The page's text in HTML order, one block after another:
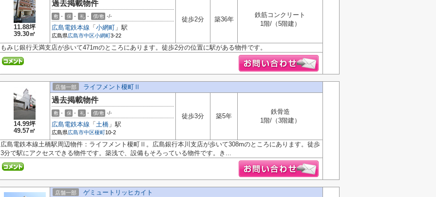
11.88坪
39.30㎡
過去掲載物件
敷 - 保 - 礼 - 償/敷 -/-
広島電鉄本線 「 小網町 」駅
広島県広島市中区小網町3-22
徒歩2分 築36年
鉄筋コンクリート
1階/（5階建）
もみじ銀行天満支店が歩いて471mのところにあります。徒歩2分の位置に駅がある物件です。
14.99坪
49.57㎡
店舗一部 ライフメント榎町Ⅱ
過去掲載物件
敷 - 保 - 礼 - 償/敷 -/-
広島電鉄本線 「 土橋 」駅
広島県広島市中区榎町10-2
徒歩3分 築5年
鉄骨造
1階/（3階建）
広島電鉄本線土橋駅周辺物件：ライフメント榎町Ⅱ。広島銀行本川支店が歩いて308mのところにあります。徒歩
3分で駅にアクセスできる物件です。築浅で、設備もそろっている物件です。き...
店舗一部 ゲミュートリッヒカイト